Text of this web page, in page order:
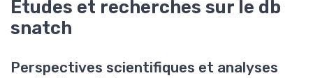
Perspectives scientifiques et analyses
Ledb snatchest plus qu'un simple exercice ; il a été